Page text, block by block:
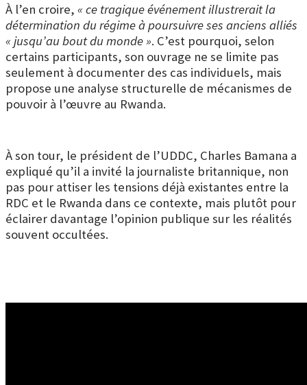
À l’en croire, « ce tragique événement illustrerait la
détermination du régime à poursuivre ses anciens alliés
« jusqu’au bout du monde ». C’est pourquoi, selon
certains participants, son ouvrage ne se limite pas
seulement à documenter des cas individuels, mais
propose une analyse structurelle de mécanismes de
pouvoir à l’œuvre au Rwanda.
À son tour, le président de l’UDDC, Charles Bamana a
expliqué qu’il a invité la journaliste britannique, non
pas pour attiser les tensions déjà existantes entre la
RDC et le Rwanda dans ce contexte, mais plutôt pour
éclairer davantage l’opinion publique sur les réalités
souvent occultées.